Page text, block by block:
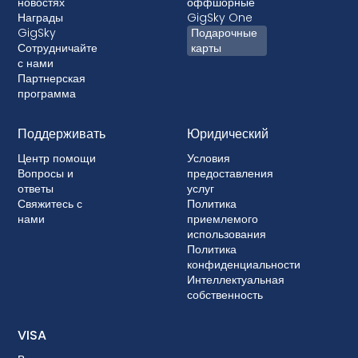
Награды
GigSky
Сотрудничайте
с нами
Партнерская
программа
GigSky One
Подарочные
карты
Поддерживать
Центр помощи
Вопросы и
ответы
Свяжитесь с
нами
Юридический
Условия
предоставления
услуг
Политика
приемлемого
использования
Политика
конфиденциальности
Интеллектуальная
собственность
VISA